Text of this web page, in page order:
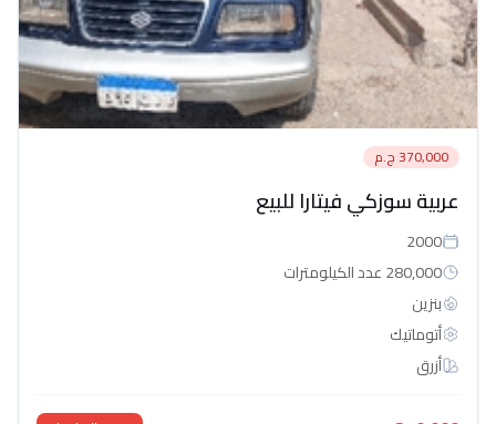
370,000 ج.م
عربية سوزكي فيتارا للبيع
2000
280,000 عدد الكيلومترات
بنزين
أتوماتيك‎
أزرق